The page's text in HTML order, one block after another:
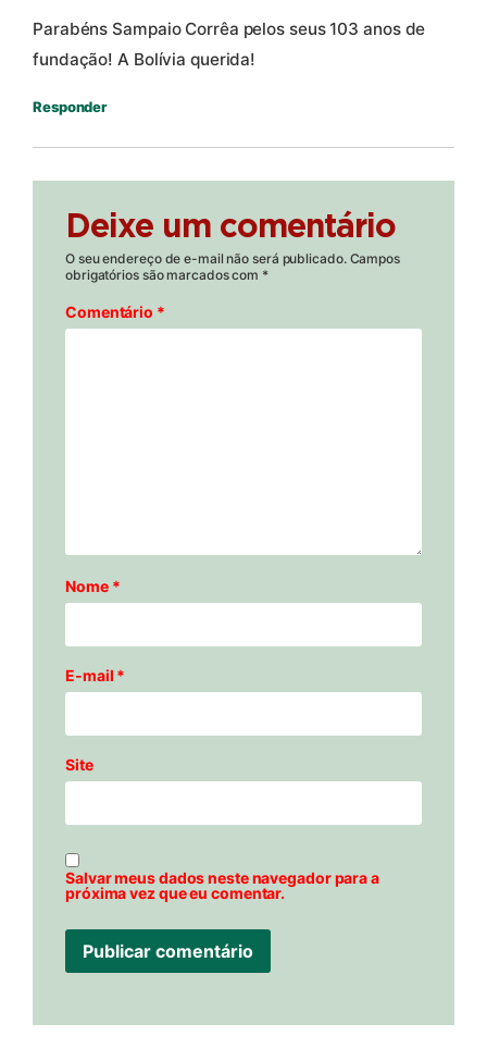
Parabéns Sampaio Corrêa pelos seus 103 anos de
fundação! A Bolívia querida!
Responder
Deixe um comentário
O seu endereço de e-mail não será publicado. Campos
obrigatórios são marcados com *
Comentário *
Nome *
E-mail *
Site
Salvar meus dados neste navegador para a
próxima vez que eu comentar.